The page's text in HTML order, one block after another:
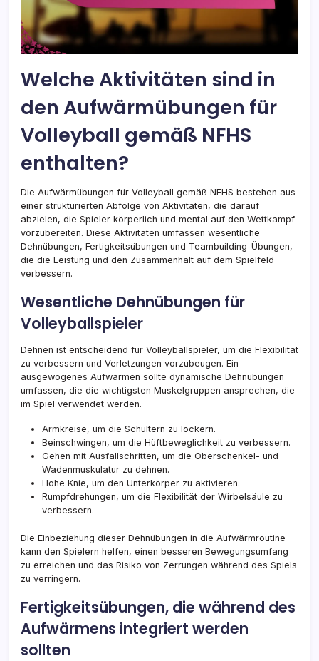
Welche Aktivitäten sind in
den Aufwärmübungen für
Volleyball gemäß NFHS
enthalten?
Die Aufwärmübungen für Volleyball gemäß NFHS bestehen aus
einer strukturierten Abfolge von Aktivitäten, die darauf
abzielen, die Spieler körperlich und mental auf den Wettkampf
vorzubereiten. Diese Aktivitäten umfassen wesentliche
Dehnübungen, Fertigkeitsübungen und Teambuilding-Übungen,
die die Leistung und den Zusammenhalt auf dem Spielfeld
verbessern.
Wesentliche Dehnübungen für
Volleyballspieler
Dehnen ist entscheidend für Volleyballspieler, um die Flexibilität
zu verbessern und Verletzungen vorzubeugen. Ein
ausgewogenes Aufwärmen sollte dynamische Dehnübungen
umfassen, die die wichtigsten Muskelgruppen ansprechen, die
im Spiel verwendet werden.
Armkreise, um die Schultern zu lockern.
Beinschwingen, um die Hüftbeweglichkeit zu verbessern.
Gehen mit Ausfallschritten, um die Oberschenkel- und
Wadenmuskulatur zu dehnen.
Hohe Knie, um den Unterkörper zu aktivieren.
Rumpfdrehungen, um die Flexibilität der Wirbelsäule zu
verbessern.
Die Einbeziehung dieser Dehnübungen in die Aufwärmroutine
kann den Spielern helfen, einen besseren Bewegungsumfang
zu erreichen und das Risiko von Zerrungen während des Spiels
zu verringern.
Fertigkeitsübungen, die während des
Aufwärmens integriert werden
sollten